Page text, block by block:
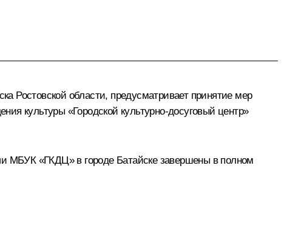
Ростовской области, предусматривает принятие мер
культуры «Городской культурно-досуговый центр»
МБУК «ГКДЦ» в городе Батайске завершены в полном